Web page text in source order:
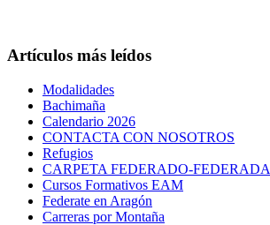
Artículos más leídos
Modalidades
Bachimaña
Calendario 2026
CONTACTA CON NOSOTROS
Refugios
CARPETA FEDERADO-FEDERADA
Cursos Formativos EAM
Federate en Aragón
Carreras por Montaña